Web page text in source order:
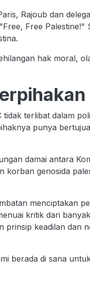
Rajoub dan
Free Palestine!"
hak moral,
tidak terlibat dalam
punya
damai antara
korban genosida
menciptakan
kritik dari
prinsip keadilan dan
berada di sana